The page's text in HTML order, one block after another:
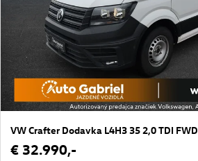
VW Crafter Dodavka L4H3 35 2,0 TDI FWD
€ 32.990,-